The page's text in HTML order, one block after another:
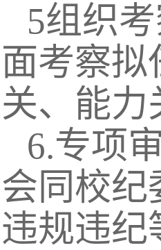
5组织
面考察拟
关、能力
6.专项
会同校纪
违规违纪